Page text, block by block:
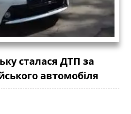
сталася ДТП за
автомобіля